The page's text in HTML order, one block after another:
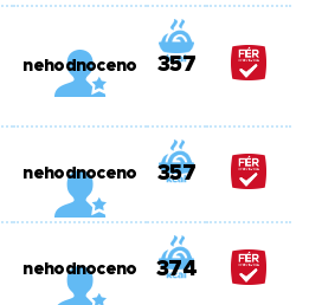
nehodnoceno 357
nehodnoceno 357
nehodnoceno 374